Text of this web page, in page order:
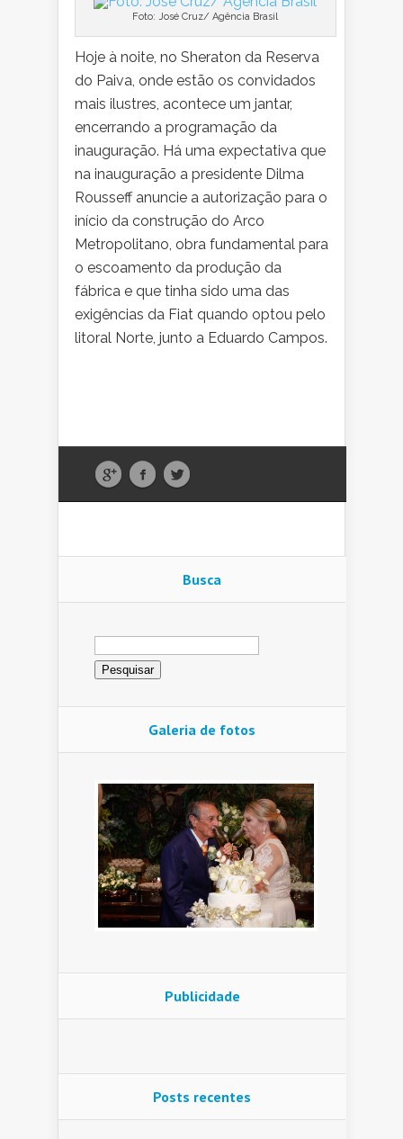
Foto: José Cruz/ Agência Brasil
Hoje à noite, no Sheraton da Reserva
do Paiva, onde estão os convidados
mais ilustres, acontece um jantar,
encerrando a programação da
inauguração. Há uma expectativa que
na inauguração a presidente Dilma
Rousseff anuncie a autorização para o
início da construção do Arco
Metropolitano, obra fundamental para
o escoamento da produção da
fábrica e que tinha sido uma das
exigências da Fiat quando optou pelo
litoral Norte, junto a Eduardo Campos.
Busca
Pesquisar
por:
Galeria de fotos
Publicidade
Posts recentes